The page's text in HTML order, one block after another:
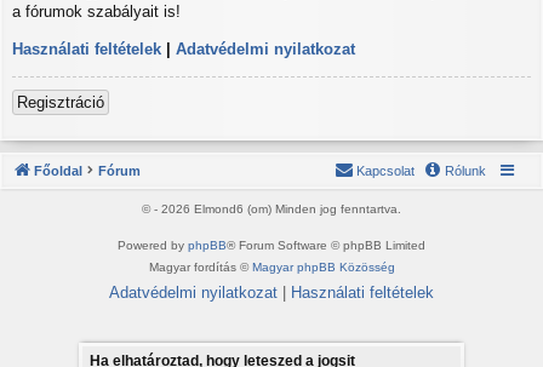
a fórumok szabályait is!
Használati feltételek | Adatvédelmi nyilatkozat
Regisztráció
Főoldal Fórum Rólunk
Kapcsolat
© - 2026 Elmond6 (om) Minden jog fenntartva.
Powered by phpBB® Forum Software © phpBB Limited
Magyar fordítás ©Magyar phpBB Közösség
Adatvédelmi nyilatkozat | Használati feltételek
Ha elhatároztad, hogy leteszed a jogsit